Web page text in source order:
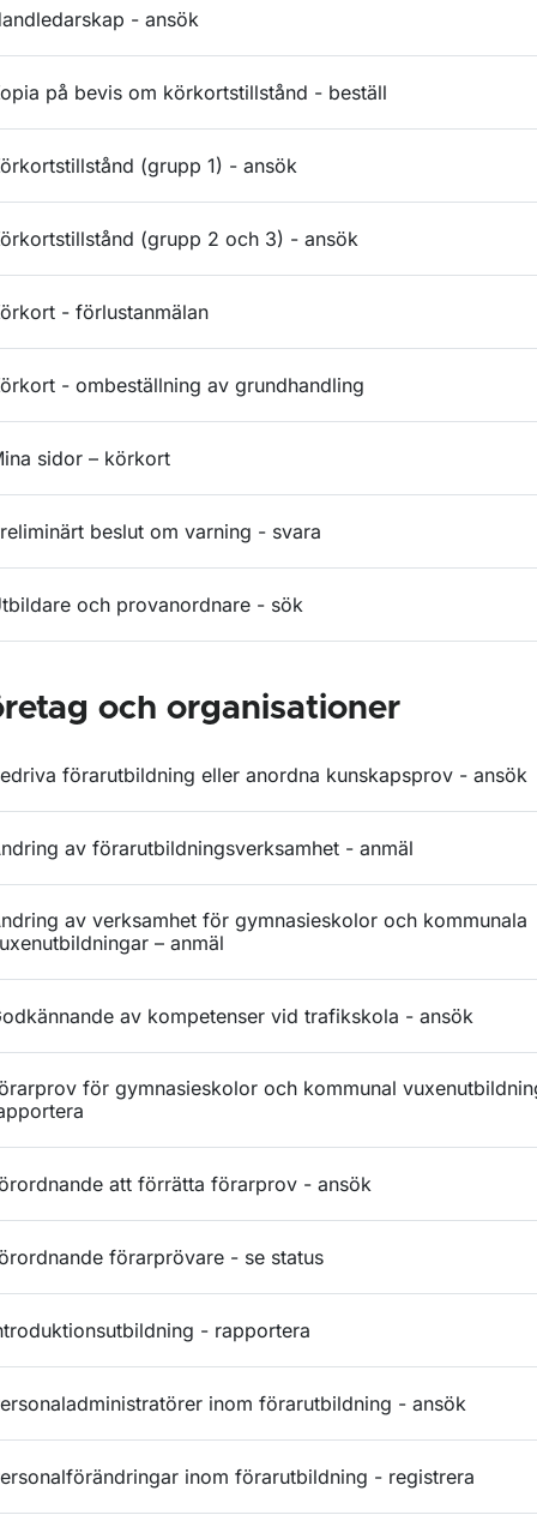
- ansök
på bevis om körkortstillstånd - beställ
(grupp 1) - ansök
(grupp 2 och 3) - ansök
- förlustanmälan
- ombeställning av grundhandling
sidor – körkort
beslut om varning - svara
och provanordnare - sök
och organisationer
förarutbildning eller anordna kunskapsprov - ansök
av förarutbildningsverksamhet - anmäl
av verksamhet för gymnasieskolor och kommunala
– anmäl
av kompetenser vid trafikskola - ansök
för gymnasieskolor och kommunal
att förrätta förarprov - ansök
förarprövare - se status
- rapportera
inom förarutbildning - ansök
inom förarutbildning - registrera